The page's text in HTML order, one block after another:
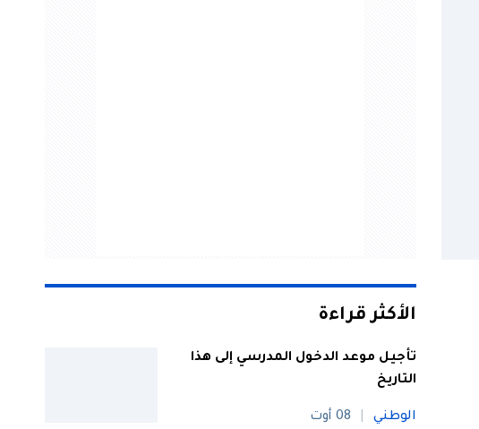
الأكثر قراءة
تأجيل موعد الدخول المدرسي إلى هذا
التاريخ
الوطني 08 أوت